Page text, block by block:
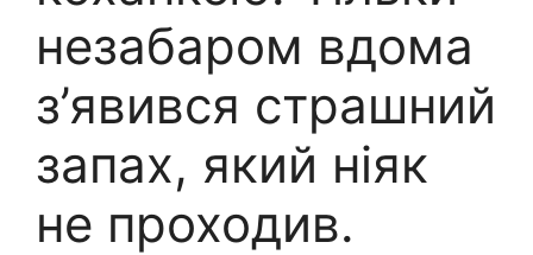
незабаром вдома
з’явився страшний
запах, який ніяк
не проходив.